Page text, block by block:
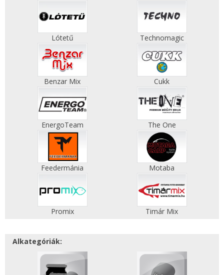
Lótetű Technomagic
Benzar Mix Cukk
EnergoTeam The One
Feedermánia Motaba
Promix Timár Mix
Alkategóriák: